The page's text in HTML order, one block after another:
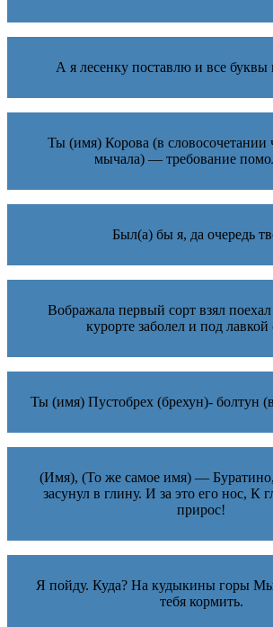
А я лесенку поставлю и все буквы
Ты (имя) Корова (в словосочетании
мычала) — требование
Был(а) бы я, да очередь
Вображала первый сорт взял
курорте заболел и под лавкой
Ты (имя) Пустобрех (брехун)- болтун
(Имя), (То же самое имя) —
засунул в глину. И за это его нос, К
прирос!
Я пойду. Куда? На кудыкины горы
тебя кормить.